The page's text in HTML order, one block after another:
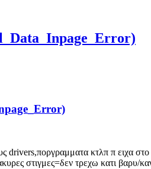
drivers,ποργραμματα κτλπ π ειχα
στιγμες=δεν τρεχω κατι βαρυ/